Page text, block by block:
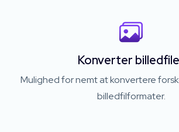
Konverter
Mulighed for nemt at konvertere
billedfilformater.